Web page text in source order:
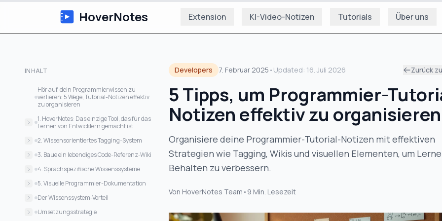
HoverNotes Extension KI-Video-Notizen Tutorials Über uns
INHALT
Hör auf, dein Programmierwissen zu
verlieren: 5 Wege, Tutorial-Notizen effektiv
zu organisieren
1. HoverNotes: Das einzige Tool, das für das
Lernen von Entwicklern gemacht ist
Warum herkömmliches
Notizenmachen bei Programmieren
scheitert
Was HoverNotes automatisch erfasst
Integration, die wirklich funktioniert
2. Wissensorientiertes Tagging-System
Aufbau einer problemorientierten Tag-
Strategische Tagging-Beispiele
Der HoverNotes Vorteil
3. Baue ein lebendiges Code-Referenz-Wiki
Skalierbare Wiki-Struktur
Mach es umsetzbar
Beispielhafter Aufbau einer Seite
HoverNotes Integration
4. Sprachspezifische Wissenssysteme
Smarte Organisationsstrategie
Versions- und Kontextverfolgung
Mustererkennung über Sprachen
5. Visuelle Programmier-Dokumentation
Strategische visuelle Erfassung
HoverNotes Visuelle Intelligenz
Der Wissenssystem-Vorteil
Warum HoverNotes alles verändert
Umsetzungsstrategie
Developers 7. Februar 2025 • Updated: 16. Juli 2026 Zurück
5 Tipps, um Programmier-
Notizen effektiv zu organisieren
Organisiere deine Programmier-Tutorial-Notizen mit effektiven
Strategien wie Tagging, Wikis und visuellen Elementen, um
Behalten zu verbessern.
Von HoverNotes Team • 9 Min. Lesezeit